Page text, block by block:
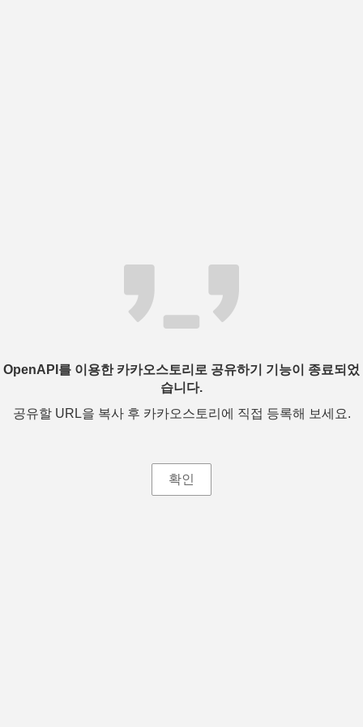
OpenAPI를 이용한 카카오스토리로 공유하기 기능이 종료되었
습니다.
공유할 URL을 복사 후 카카오스토리에 직접 등록해 보세요.
확인